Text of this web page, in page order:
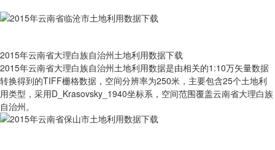
2015年云南省大理白族自治州土地利用数据下载
2015年云南省大理白族自治州土地利用数据是由相关的1:10万矢量数据
转换得到的TIFF栅格数据，空间分辨率为250米，主要包含25个土地利
用类型，采用D_Krasovsky_1940坐标系，空间范围覆盖云南省大理白族
自治州。